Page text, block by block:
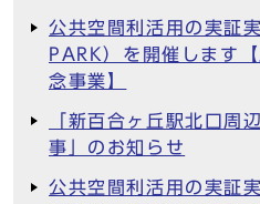
公共空間利活用の実証
PARK）を開催します
念事業】
「新百合ヶ丘駅北口周
事」のお知らせ
公共空間利活用の実証